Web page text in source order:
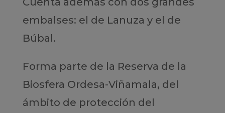
embalses: el de Lanuza y el de
Búbal.
Forma parte de la Reserva de la
Biosfera Ordesa-Viñamala, del
ámbito de protección del